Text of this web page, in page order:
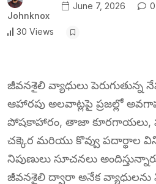
Johnknox
June 7, 2026
30 Views
జీవనశైలి వ్యాధులు పెరుగుతున్న
ఆహారపు అలవాట్లపై ప్రజల్లో
పోషకాహారం, తాజా కూరగాయలు,
చక్కెర మరియు కొవ్వు పదార్థాల
నిపుణులు సూచనలు
జీవనశైలి ద్వారా అనేక వ్యాధులను